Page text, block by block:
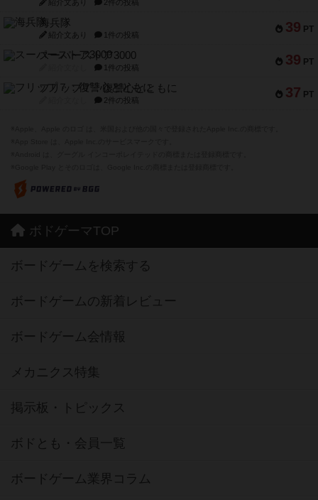
紹介文あり 2件の投稿
39 PT
海兵隊
紹介文あり 1件の投稿
39 PT
スーパーストア3000
1件の投稿
37 PT
フリップ７：復讐心とともに
2件の投稿
ボドゲーマTOP
ボードゲームを検索する
ボードゲームの新着レビュー
ボードゲーム会情報
メカニクス特集
掲示板・トピックス
ボドとも・会員一覧
ボードゲーム業界コラム